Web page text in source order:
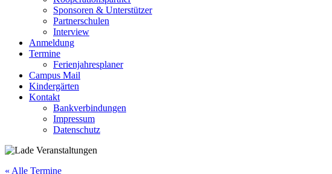
Sponsoren & Unterstützer
Partnerschulen
Interview
Anmeldung
Termine
Ferienjahresplaner
Campus Mail
Kindergärten
Kontakt
Bankverbindungen
Impressum
Datenschutz
« Alle Termine